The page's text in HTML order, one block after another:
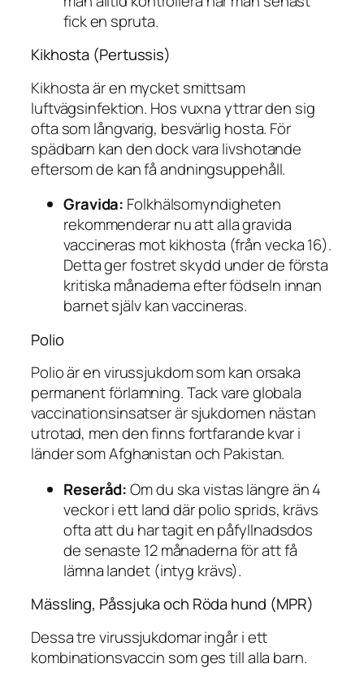
fick en spruta.
Kikhosta (Pertussis)
Kikhosta är en mycket smittsam
luftvägsinfektion. Hos vuxna yttrar den sig
ofta som långvarig, besvärlig hosta. För
spädbarn kan den dock vara livshotande
eftersom de kan få andningsuppehåll.
Gravida: Folkhälsomyndigheten
rekommenderar nu attalla gravida
vaccineras mot kikhosta (från vecka 16).
Detta ger fostret skydd under de första
kritiska månaderna efter födseln innan
barnet själv kan vaccineras.
Polio
Polio är en virussjukdom som kan orsaka
permanent förlamning. Tack vare globala
vaccinationsinsatser är sjukdomen nästan
utrotad, men den finns fortfarande kvar i
länder som Afghanistan och Pakistan.
Reseråd:Om du ska vistas längre än 4
veckor i ett land där polio sprids, krävs
ofta att du har tagit en påfyllnadsdos
de senaste 12 månaderna för att få
lämna landet (intyg krävs).
Mässling, Påssjuka och Röda hund (MPR)
Dessa tre virussjukdomar ingår i ett
kombinationsvaccin som ges till alla barn.